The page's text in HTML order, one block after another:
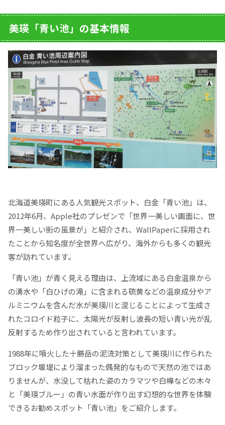
美瑛「青い池」の基本情報
北海道美瑛町にある人気観光スポット、白金「青い池」は、
2012年6月、Apple社のプレゼンで「世界一美しい画面に、世
界一美しい街の風景が」と紹介され、WallPaperに採用され
たことから知名度が全世界へ広がり、海外からも多くの観光
客が訪れています。
「青い池」が青く見える理由は、上流域にある白金温泉から
の湧水や「白ひげの滝」に含まれる硫黄などの温泉成分やア
ルミニウムを含んだ水が美瑛川と混じることによって生成さ
れたコロイド粒子に、太陽光が反射し波長の短い青い光が乱
反射するため作り出されていると言われています。
1988年に噴火した十勝岳の泥流対策として美瑛川に作られた
ブロック堰堤により溜まった偶発的なもので天然の池ではあ
りませんが、水没して枯れた姿のカラマツや白樺などの木々
と「美瑛ブルー」の青い水面が作り出す幻想的な世界を体験
できるお勧めスポット「青い池」をご紹介します。